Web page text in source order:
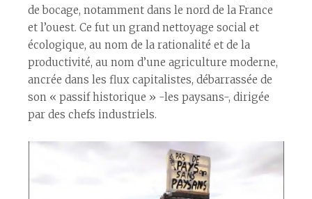
de bocage, notamment dans le nord de la France
et l’ouest. Ce fut un grand nettoyage social et
écologique, au nom de la rationalité et de la
productivité, au nom d’une agriculture moderne,
ancrée dans les flux capitalistes, débarrassée de
son « passif historique » -les paysans-, dirigée
par des chefs industriels.